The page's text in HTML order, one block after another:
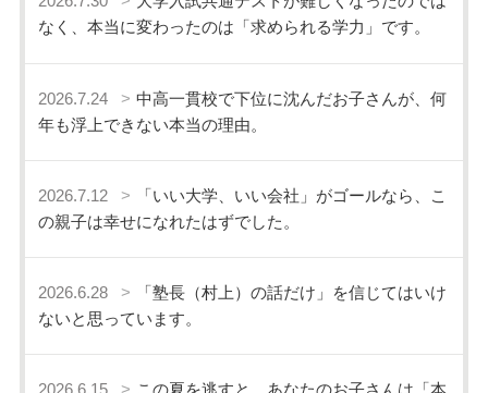
なく、本当に変わったのは「求められる学力」です。
2026.7.24
中高一貫校で下位に沈んだお子さんが、何
年も浮上できない本当の理由。
2026.7.12
「いい大学、いい会社」がゴールなら、こ
の親子は幸せになれたはずでした。
2026.6.28
「塾長（村上）の話だけ」を信じてはいけ
ないと思っています。